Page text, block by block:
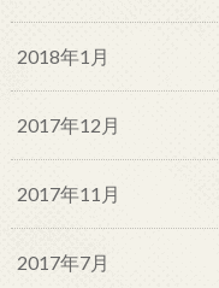
2018年1月
2017年12月
2017年11月
2017年7月